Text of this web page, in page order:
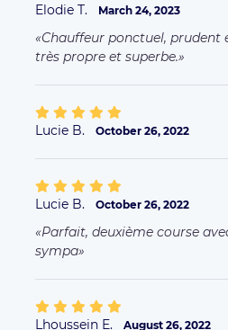
Lhoussein E. August 26, 2022
Michel S. July 10, 2022
Tout était parfait, rien à redire.
Philippe B. March 6, 2022
Ronan J.
irréprochable